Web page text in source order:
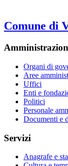
Comune di
Organi di
Aree
Uffici
Enti e
Politici
Personale
Documenti e
Servizi
Anagrafe e